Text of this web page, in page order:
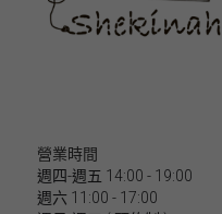
營業時間
週四-週五 14:00 - 19:00
週六 11:00 - 17:00